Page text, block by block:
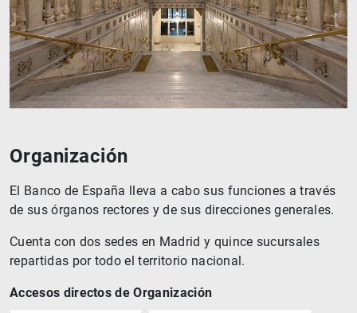
Organización
El Banco de España lleva a cabo sus funciones a través
de sus órganos rectores y de sus direcciones generales.
Cuenta con dos sedes en Madrid y quince sucursales
repartidas por todo el territorio nacional.
Accesos directos de Organización